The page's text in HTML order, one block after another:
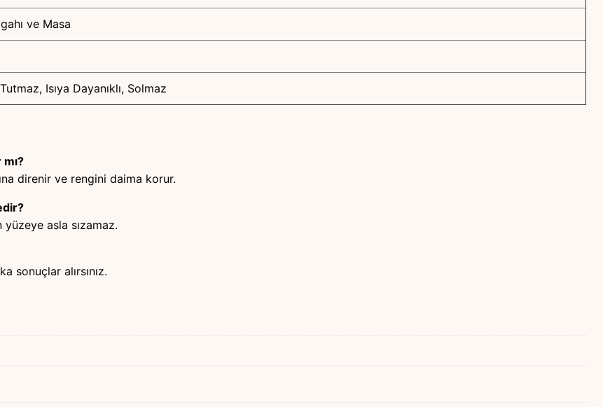
ve Masa
Isıya Dayanıklı, Solmaz
direnir ve rengini daima korur.
asla sızamaz.
sonuçlar alırsınız.